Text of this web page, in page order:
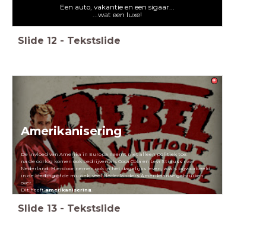
Een auto, vakantie en een sigaar...
...wat een luxe!
Slide 12 - Tekstslide
Amerikanisering
De invloed van Amerika in Europa neemt niet alleen politiek toe:
na de oorlog komen ook bedrijven als Coca Cola en Levi Strauss naar
Nederland. Hierdoor nemen ook in het dagelijks leven, zoals bijvoorbeeld
in de kleding of de muziek, veel Nederlanders Amerikaanse gebruiken
over.
Dit heeftamerikanisering.
Slide 13 - Tekstslide